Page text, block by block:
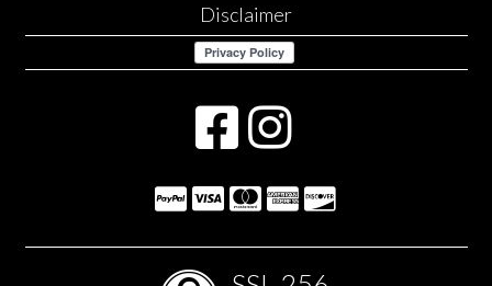
Disclaimer